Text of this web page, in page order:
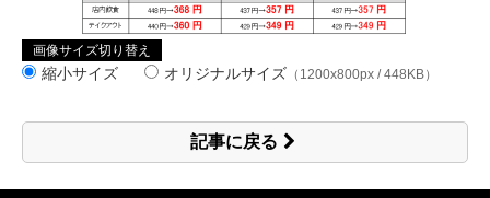
画像サイズ切り替え
縮小サイズ オリジナルサイズ （1200x800px / 448KB）
記事に戻る